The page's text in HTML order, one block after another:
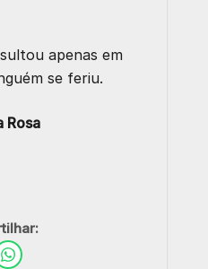
apenas em
se feriu.
Rosa